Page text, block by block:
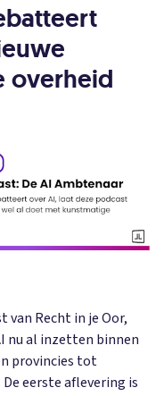
overheid
van Recht in je Oor,
nu al inzetten binnen
provincies tot
eerste aflevering is